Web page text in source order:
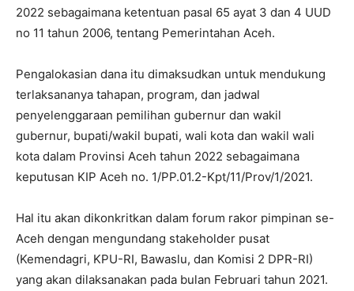
2022 sebagaimana ketentuan pasal 65 ayat 3 dan 4 UUD
no 11 tahun 2006, tentang Pemerintahan Aceh.
Pengalokasian dana itu dimaksudkan untuk mendukung
terlaksananya tahapan, program, dan jadwal
penyelenggaraan pemilihan gubernur dan wakil
gubernur, bupati/wakil bupati, wali kota dan wakil wali
kota dalam Provinsi Aceh tahun 2022 sebagaimana
keputusan KIP Aceh no. 1/PP.01.2-Kpt/11/Prov/1/2021.
Hal itu akan dikonkritkan dalam forum rakor pimpinan se-
Aceh dengan mengundang stakeholder pusat
(Kemendagri, KPU-RI, Bawaslu, dan Komisi 2 DPR-RI)
yang akan dilaksanakan pada bulan Februari tahun 2021.